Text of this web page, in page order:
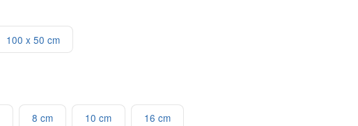
100 x 50 cm
8 cm 10 cm 16 cm